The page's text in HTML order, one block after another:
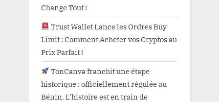
Change Tout !
Trust Wallet Lance les Ordres Buy
Limit : Comment Acheter vos Cryptos au
Prix Parfait !
TonCanva franchit une étape
historique : officiellement régulée au
Bénin. L’histoire est en train de